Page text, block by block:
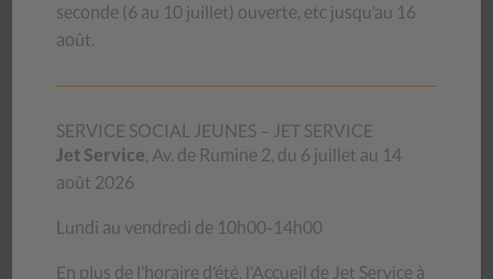
« Acceptez-vous l’initiative populaire » Pour le remboursement
Canton de Vaud du 14 avril 2003 soit modifiée comme suit :
Art. 65b Soins dentaires
1 L’Etat met en place une assurance obligatoire pour les soins
dentaires de base ainsi qu’un dispositif de prévention en matière
de santé bucco-dentaire.
seconde (6 au 10 juillet) ouverte, etc jusqu’au 16
août.
SERVICE SOCIAL JEUNES – JET SERVICE
Jet Service, Av. de Rumine 2, du 6 juillet au 14
août 2026
Lundi au vendredi de 10h00-14h00
En plus de l’horaire d’été, l’Accueil de Jet Service à